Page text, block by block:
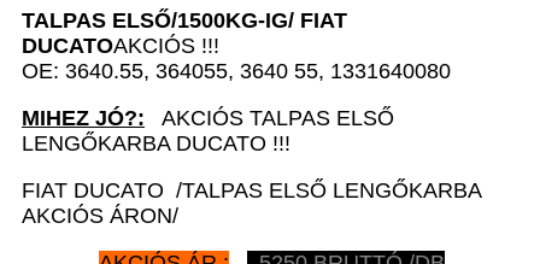
TALPAS ELSŐ/1500KG-IG/ FIAT
DUCATOAKCIÓS !!!
OE: 3640.55, 364055, 3640 55, 1331640080
MIHEZ JÓ?: AKCIÓS TALPAS ELSŐ
LENGŐKARBA DUCATO !!!
FIAT DUCATO /TALPAS ELSŐ LENGŐKARBA
AKCIÓS ÁRON/